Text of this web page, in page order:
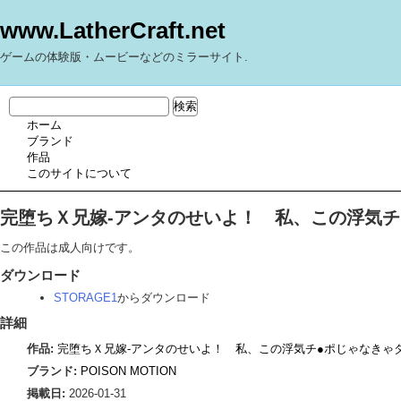
www.LatherCraft.net
ゲームの体験版・ムービーなどのミラーサイト.
ホーム
ブランド
作品
このサイトについて
完堕ちＸ兄嫁-アンタのせいよ！ 私、この浮気
この作品は成人向けです。
ダウンロード
STORAGE1からダウンロード
詳細
作品: 完堕ちＸ兄嫁-アンタのせいよ！ 私、この浮気チ●ポじゃなきゃ
ブランド: POISON MOTION
掲載日: 2026-01-31